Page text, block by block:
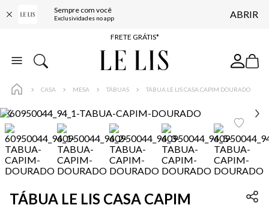
Sempre com você
Exclusividades no app ABRIR
ENTREGA EXPRESSA*
FRETE GRÁTIS*
BAIXE O APP
CASA MESA TÁBUAS TÁBUA LE LIS CASA CAPIM DOURADO
TÁBUA LE LIS CASA CAPIM